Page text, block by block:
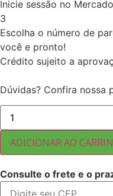
Inicie sessão no
3
Escolha o número de
você e pronto!
Crédito sujeito a
Dúvidas? Confira nossa
CASTANHA
DE
CAJU
EM
BANDA
SEM
TORRADA
11,34KG
ADICIONAR AO
Consulte o frete e o